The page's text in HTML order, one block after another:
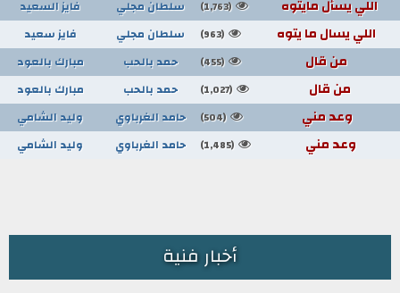
اللي يسأل مايتوه (1,763) سلطان مجلي فايز السعيد
اللي يسال ما يتوه (963) سلطان مجلي فايز سعيد
من قال (455) حمد بالحب مبارك بالعود
من قال (1,027) حمد بالحب مبارك بالعود
وعد مني (504) حامد الغرباوي وليد الشامي
وعد مني (1,485) حامد الغرباوي وليد الشامي
أخبار فنية